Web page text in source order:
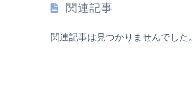
関連記事
関連記事は見つかりませんでした。